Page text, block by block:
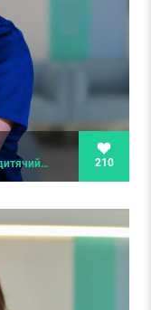
210
Лікар-дерматовенеролог вищої категорії, дитячий дерматолог, дерматоонколог, дерматолог-хірург